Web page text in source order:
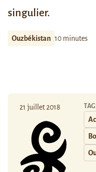
singulier.
Ouzbékistan 10 minutes
21 juillet 2018